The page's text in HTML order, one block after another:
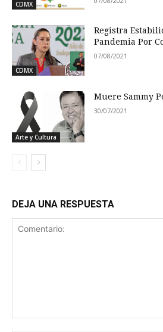
CDMX
CDMX
Registra
Pandemia Por
07/08/2021
Arte y Cultura
Muere Sammy
30/07/2021
DEJA UNA RESPUESTA